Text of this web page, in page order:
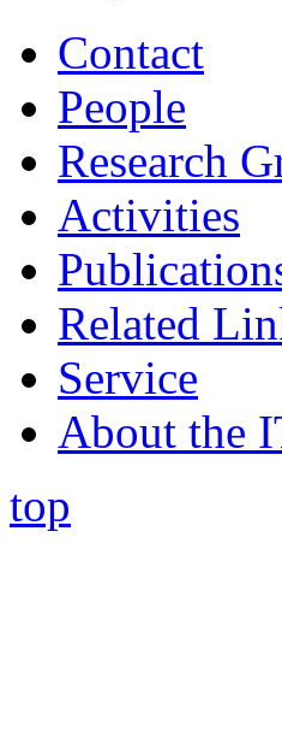
Contact
People
Research
Activities
Related
Service
About the
top